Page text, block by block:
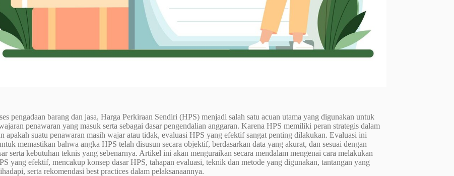
pengadaan barang dan jasa, Harga Perkiraan Sendiri (HPS) menjadi salah satu acuan utama yang digunakan untuk
penawaran yang masuk serta sebagai dasar pengendalian anggaran. Karena HPS memiliki peran strategis dalam
apakah suatu penawaran masih wajar atau tidak, evaluasi HPS yang efektif sangat penting dilakukan. Evaluasi ini
memastikan bahwa angka HPS telah disusun secara objektif, berdasarkan data yang akurat, dan sesuai dengan
serta kebutuhan teknis yang sebenarnya. Artikel ini akan menguraikan secara mendalam mengenai cara melakukan
yang efektif, mencakup konsep dasar HPS, tahapan evaluasi, teknik dan metode yang digunakan, tantangan yang
serta rekomendasi best practices dalam pelaksanaannya.